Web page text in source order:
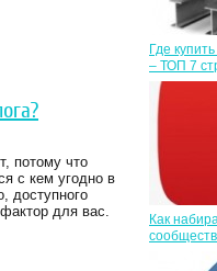
потому что
с кем угодно в
доступного
для вас.
Где
– ТОП 7
Как